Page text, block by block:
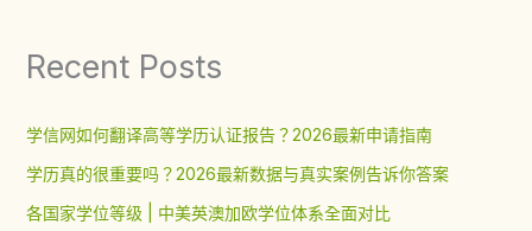
Recent Posts
学信网如何翻译高等学历认证报告？2026最新申请指南
学历真的很重要吗？2026最新数据与真实案例告诉你答案
各国家学位等级 | 中美英澳加欧学位体系全面对比